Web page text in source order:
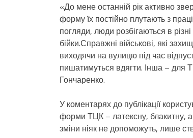
«До мене останній рік активно
форму їх постійно плутають з
погляди, люди розбігаються в
бійки.Справжні військові, які
виходячи на вулицю під час
пишатимуться вдягти. Інша – для
Гончаренко.
У коментарях до публікації
форми ТЦК – латексну, блакитну,
зміни ніяк не допоможуть, лише